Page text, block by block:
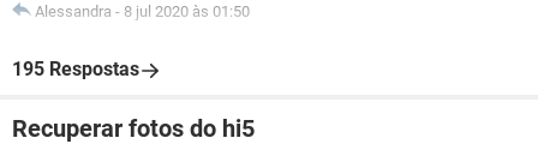
Alessandra - 8 jul 2020 às 01:50
195 Respostas
Recuperar fotos do hi5